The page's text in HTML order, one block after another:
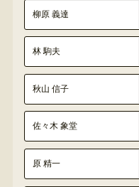
柳原 義達
林 駒夫
秋山 信子
佐々木 象堂
原 精一